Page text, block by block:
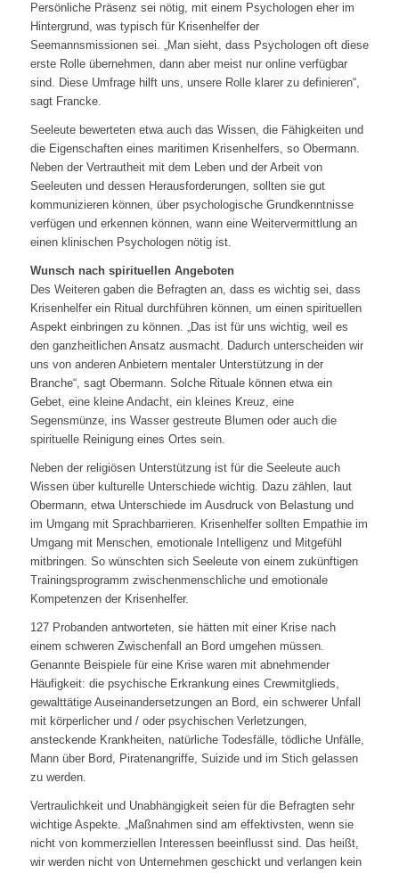
Persönliche Präsenz sei nötig, mit einem Psychologen eher im
Hintergrund, was typisch für Krisenhelfer der
Seemannsmissionen sei. „Man sieht, dass Psychologen oft diese
erste Rolle übernehmen, dann aber meist nur online verfügbar
sind. Diese Umfrage hilft uns, unsere Rolle klarer zu definieren“,
sagt Francke.
Seeleute bewerteten etwa auch das Wissen, die Fähigkeiten und
die Eigenschaften eines maritimen Krisenhelfers, so Obermann.
Neben der Vertrautheit mit dem Leben und der Arbeit von
Seeleuten und dessen Herausforderungen, sollten sie gut
kommunizieren können, über psychologische Grundkenntnisse
verfügen und erkennen können, wann eine Weitervermittlung an
einen klinischen Psychologen nötig ist.
Wunsch nach spirituellen Angeboten
Des Weiteren gaben die Befragten an, dass es wichtig sei, dass
Krisenhelfer ein Ritual durchführen können, um einen spirituellen
Aspekt einbringen zu können. „Das ist für uns wichtig, weil es
den ganzheitlichen Ansatz ausmacht. Dadurch unterscheiden wir
uns von anderen Anbietern mentaler Unterstützung in der
Branche“, sagt Obermann. Solche Rituale können etwa ein
Gebet, eine kleine Andacht, ein kleines Kreuz, eine
Segensmünze, ins Wasser gestreute Blumen oder auch die
spirituelle Reinigung eines Ortes sein.
Neben der religiösen Unterstützung ist für die Seeleute auch
Wissen über kulturelle Unterschiede wichtig. Dazu zählen, laut
Obermann, etwa Unterschiede im Ausdruck von Belastung und
im Umgang mit Sprachbarrieren. Krisenhelfer sollten Empathie im
Umgang mit Menschen, emotionale Intelligenz und Mitgefühl
mitbringen. So wünschten sich Seeleute von einem zukünftigen
Trainingsprogramm zwischenmenschliche und emotionale
Kompetenzen der Krisenhelfer.
127 Probanden antworteten, sie hätten mit einer Krise nach
einem schweren Zwischenfall an Bord umgehen müssen.
Genannte Beispiele für eine Krise waren mit abnehmender
Häufigkeit: die psychische Erkrankung eines Crewmitglieds,
gewalttätige Auseinandersetzungen an Bord, ein schwerer Unfall
mit körperlicher und / oder psychischen Verletzungen,
ansteckende Krankheiten, natürliche Todesfälle, tödliche Unfälle,
Mann über Bord, Piratenangriffe, Suizide und im Stich gelassen
zu werden.
Vertraulichkeit und Unabhängigkeit seien für die Befragten sehr
wichtige Aspekte. „Maßnahmen sind am effektivsten, wenn sie
nicht von kommerziellen Interessen beeinflusst sind. Das heißt,
wir werden nicht von Unternehmen geschickt und verlangen kein